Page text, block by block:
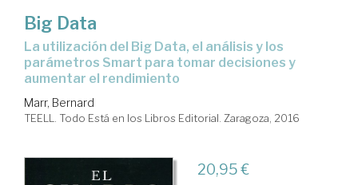
Big Data
la utilización del Big Data, el análisis y los
parámetros Smart para tomar decisiones y
aumentar el rendimiento
Marr, Bernard
TEELL. Todo Está en los Libros Editorial. Zaragoza, 2016
20,95 €